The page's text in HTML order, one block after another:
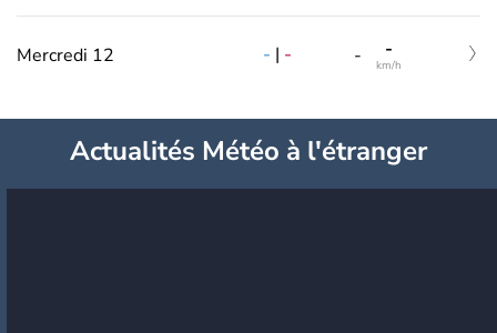
Mercredi 12 - | - - -
km/h
Actualités Météo à l'étranger